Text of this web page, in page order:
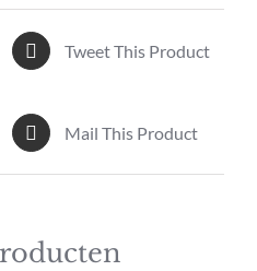
Tweet This Product
Mail This Product